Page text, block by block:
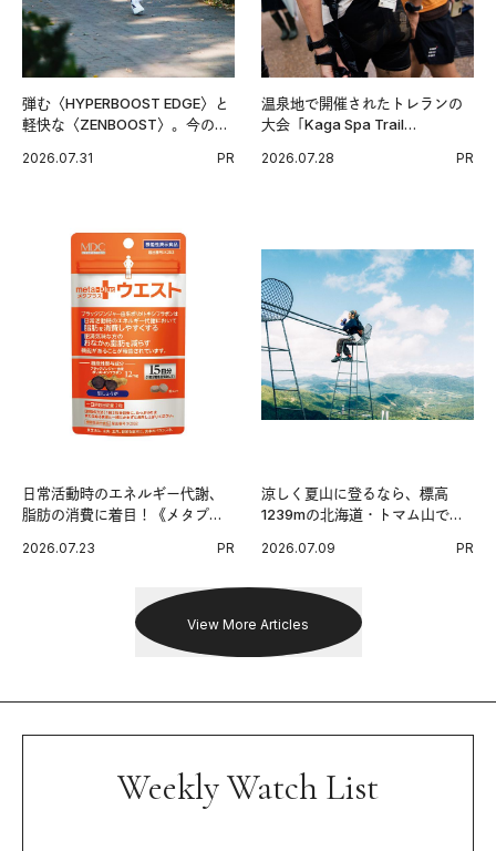
弾む〈HYPERBOOST EDGE〉と
軽快な〈ZENBOOST〉。今の時
出した新機軸。
2026.07.31 PR
温泉地で開催されたトレランの
大会「Kaga Spa Trail
戦を夢見るランナーたちの奮闘
2026.07.28 PR
日常活動時のエネルギー代謝、
脂肪の消費に着目！《メタプラ
習慣。
2026.07.23 PR
涼しく夏山に登るなら、標高
1239mの北海道・トマム山で旅
2026.07.09 PR
View More Articles
Weekly Watch List